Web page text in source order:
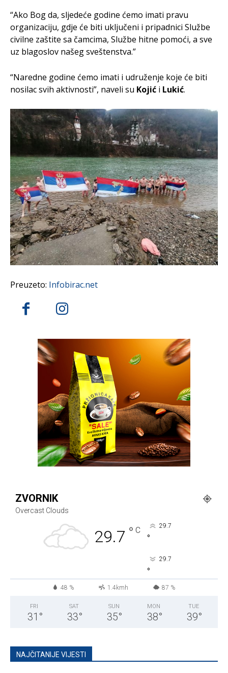
“Ako Bog da, sljedeće godine ćemo imati pravu
organizaciju, gdje će biti uključeni i pripadnici Službe
civilne zaštite sa čamcima, Službe hitne pomoći, a sve
uz blagoslov našeg sveštenstva.”
“Naredne godine ćemo imati i udruženje koje će biti
nosilac svih aktivnosti”, naveli su Kojić i Lukić.
Preuzeto: Infobirac.net
ZVORNIK
Overcast Clouds
29.7 ° C 29.7
°
29.7
°
48 % 1.4kmh 87 %
FRI
31 °
SAT
33°
SUN
35°
MON
38°
TUE
39°
NAJČITANIJE VIJESTI